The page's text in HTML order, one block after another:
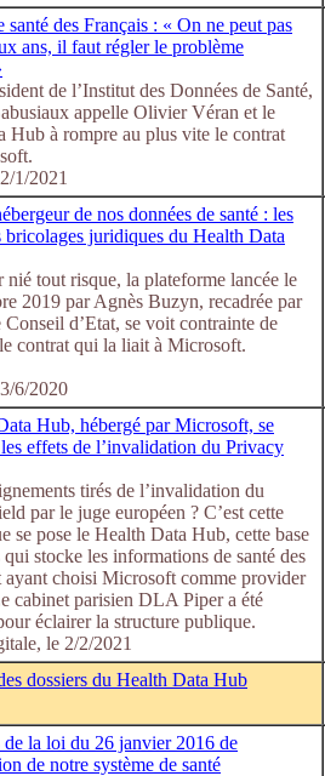
santé des Français : « On ne peut pas
ans, il faut régler le problème
de l’Institut des Données de Santé,
appelle Olivier Véran et le
Hub à rompre au plus vite le contrat
1/2021
de nos données de santé : les
bricolages juridiques du Health Data
nié tout risque, la plateforme lancée le
2019 par Agnès Buzyn, recadrée par
d’Etat, se voit contrainte de
contrat qui la liait à Microsoft.
6/2020
Hub, hébergé par Microsoft, se
effets de l’invalidation du Privacy
tirés de l’invalidation du
par le juge européen ? C’est cette
se pose le Health Data Hub, cette base
qui stocke les informations de santé des
ayant choisi Microsoft comme provider
cabinet parisien DLA Piper a été
éclairer la structure publique.
le 2/2/2021
dossiers du Health Data Hub
la loi du 26 janvier 2016 de
de notre système de santé